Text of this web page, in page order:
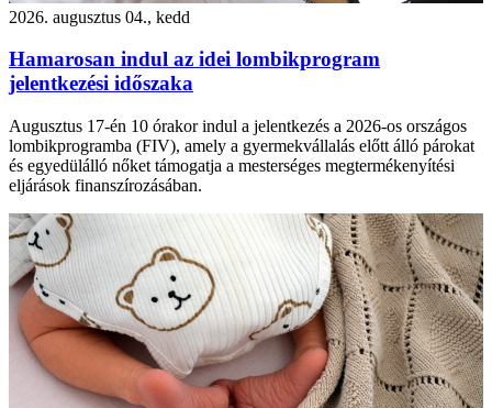
2026. augusztus 04., kedd
Hamarosan indul az idei lombikprogram
jelentkezési időszaka
Augusztus 17-én 10 órakor indul a jelentkezés a 2026-os országos
lombikprogramba (FIV), amely a gyermekvállalás előtt álló párokat
és egyedülálló nőket támogatja a mesterséges megtermékenyítési
eljárások finanszírozásában.